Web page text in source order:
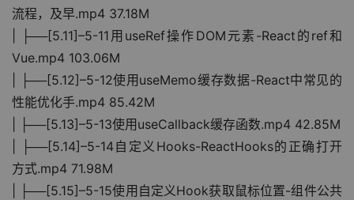
流程，及早.mp4 37.18M
| ├──[5.11]–5-11用useRef操作DOM元素-React的ref和
Vue.mp4 103.06M
| ├──[5.12]–5-12使用useMemo缓存数据-React中常见的
性能优化手.mp4 85.42M
| ├──[5.13]–5-13使用useCallback缓存函数.mp4 42.85M
| ├──[5.14]–5-14自定义Hooks-ReactHooks的正确打开
方式.mp4 71.98M
| ├──[5.15]–5-15使用自定义Hook获取鼠标位置-组件公共